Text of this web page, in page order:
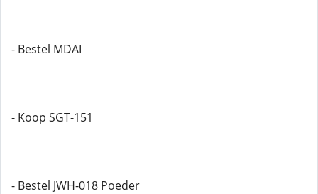
- Bestel MDAI
- Koop SGT-151
- Bestel JWH-018 Poeder